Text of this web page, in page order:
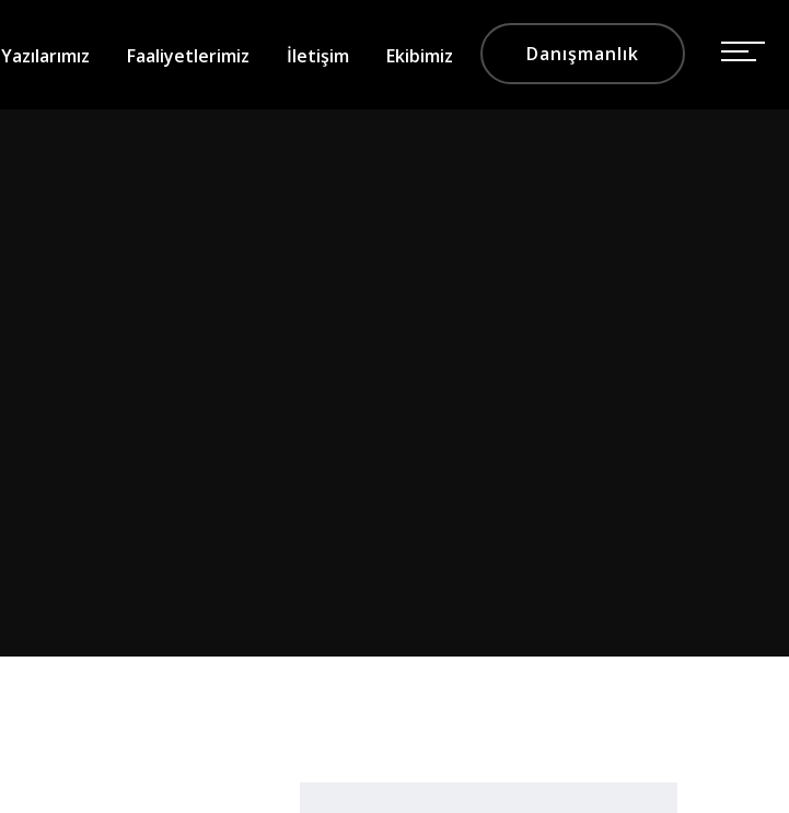
Yazılarımız Faaliyetlerimiz İletişim Ekibimiz Danışmanlık